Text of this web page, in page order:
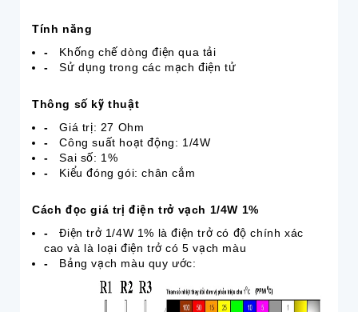
Tính năng
- Khống chế dòng điện qua tải
-Sử dụng trong các mạch điện tử
Thông số kỹ thuật
-Giá trị: 27 Ohm
-Công suất hoạt động: 1/4W
-Sai số: 1%
- Kiểu đóng gói: chân cắm
Cách đọc giá trị điện trở vạch 1/4W 1%
-Điện trở 1/4W 1% là điện trở có độ chính xác
cao và là loại điện trở có 5 vạch màu
- Bảng vạch màu quy ước: